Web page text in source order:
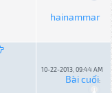
hainammar
10-22-2013, 09:44 AM
Bài cuối: